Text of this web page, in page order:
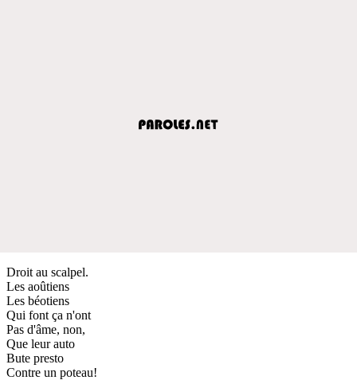
Droit au scalpel.
Les aoûtiens
Les béotiens
Qui font ça n'ont
Pas d'âme, non,
Que leur auto
Bute presto
Contre un poteau!